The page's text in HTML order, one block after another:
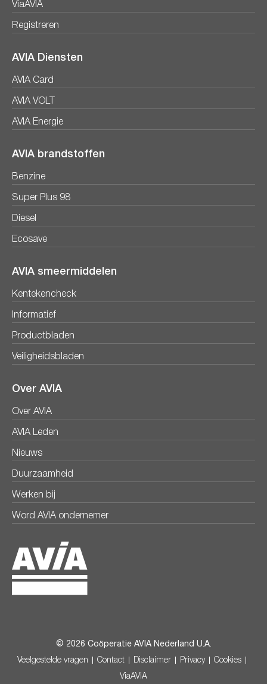
ViaAVIA
Registreren
AVIA Diensten
AVIA Card
AVIA VOLT
AVIA Energie
AVIA brandstoffen
Benzine
Super Plus 98
Diesel
Ecosave
AVIA smeermiddelen
Kentekencheck
Informatief
Productbladen
Veiligheidsbladen
Over AVIA
Over AVIA
AVIA Leden
Nieuws
Duurzaamheid
Werken bij
Word AVIA ondernemer
© 2026 Coöperatie AVIA Nederland U.A.
Veelgestelde vragen Contact Disclaimer Privacy Cookies
ViaAVIA